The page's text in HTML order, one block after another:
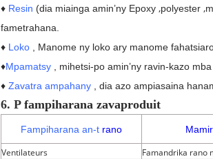
♦ Resin (dia miainga amin’ny Epoxy ,polyester ,
fametrahana.
♦ Loko
, Manome ny loko ary manome
♦Mpamatsy
, mihetsi-po amin’ny ravin-kazo
♦ Zavatra ampahany , dia azo ampiasaina
6. P fampiharana zavaproduit
Fampiharana an-t rano
Ventilateurs Famandrika rano